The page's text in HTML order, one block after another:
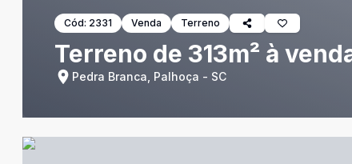
Cód: 2331 Venda Terreno
Terreno de 313m² à
Pedra Branca, Palhoça - SC